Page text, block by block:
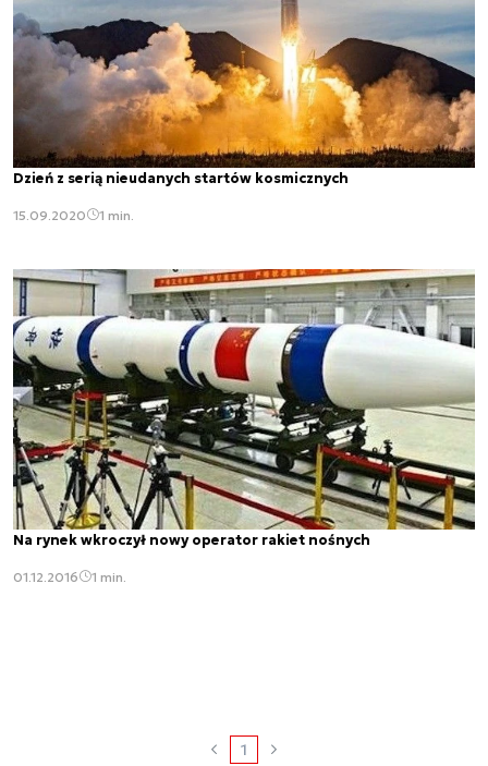
Dzień z serią nieudanych startów kosmicznych
15.09.2020 1 min.
Na rynek wkroczył nowy operator rakiet nośnych
01.12.2016 1 min.
1